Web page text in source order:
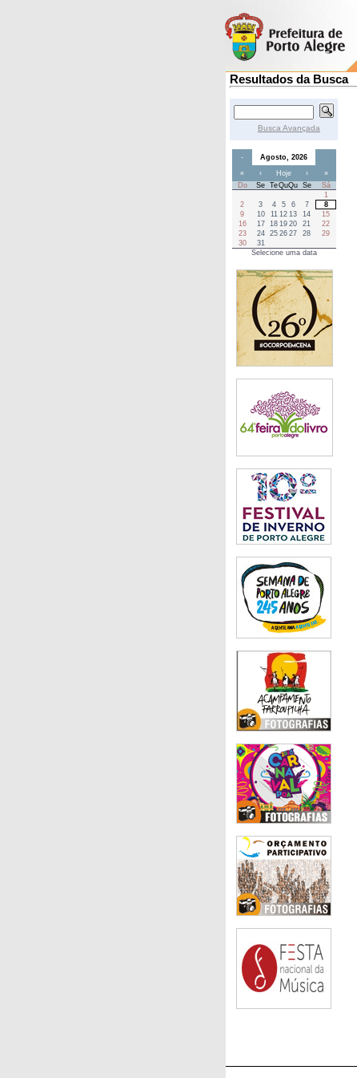
Resultados da Busca
Busca Avançada
-
Agosto, 2026
«
‹ Hoje ›
»
Do
Se TeQuQu Se
Sá
1
2
3 4 5 6 7
8
9
10 11 12 13 14
15
16
17 18 19 20 21
22
23
24 25 26 27 28
29
30
31
Selecione uma data